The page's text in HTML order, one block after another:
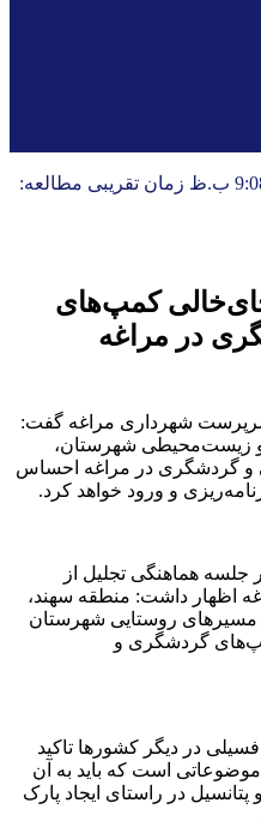
زمان تقریبی مطالعه:
کمپ‌های
در مراغه
شهرداری مراغه گفت:
زیست‌محیطی شهرستان،
گردشگری در مراغه احساس
و ورود خواهد کرد.
هماهنگی تجلیل از
اظهار داشت: منطقه سهند،
مسیرهای روستایی شهرستان
گردشگری و
در دیگر کشورها تاکید
است که باید به آن
در راستای ایجاد پارک‌